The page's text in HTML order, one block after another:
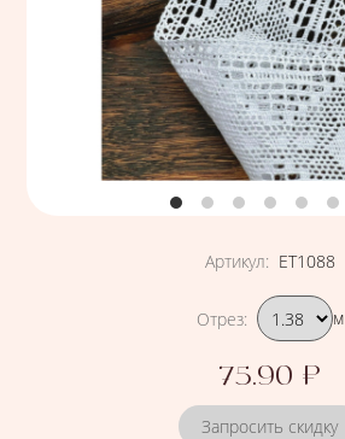
Артикул: ЕТ1088
Подобрать вариант
Отрез: м
Цена
75.90 ₽
Запросить скидку